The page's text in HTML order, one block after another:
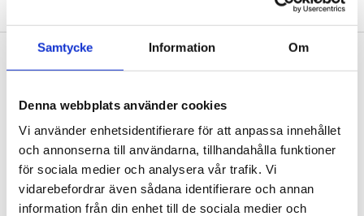
Samtycke Information Om
Denna webbplats använder cookies
Vi använder enhetsidentifierare för att anpassa innehållet
och annonserna till användarna, tillhandahålla funktioner
för sociala medier och analysera vår trafik. Vi
vidarebefordrar även sådana identifierare och annan
information från din enhet till de sociala medier och
Footer
Contact us
Welcome to Tengbom! Whatever your question or enquiry,
We are Tengbom
We create sustainable and beautiful architecture that